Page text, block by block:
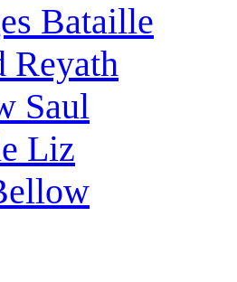
Bataille
Reyath
Saul
Liz